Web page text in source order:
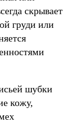
скрывает
груди или
шубки
кожу,